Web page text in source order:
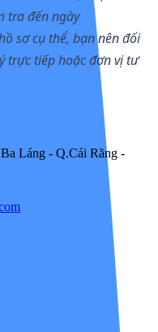
tra đến ngày
sơ cụ thể, bạn nên đối
trực tiếp hoặc đơn vị tư
Láng - Q.Cái Răng -